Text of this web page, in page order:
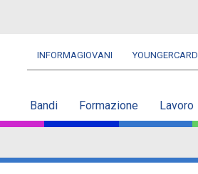
Navbar
INFORMAGIOVANI YOUNGERCARD
Bandi Formazione Lavoro